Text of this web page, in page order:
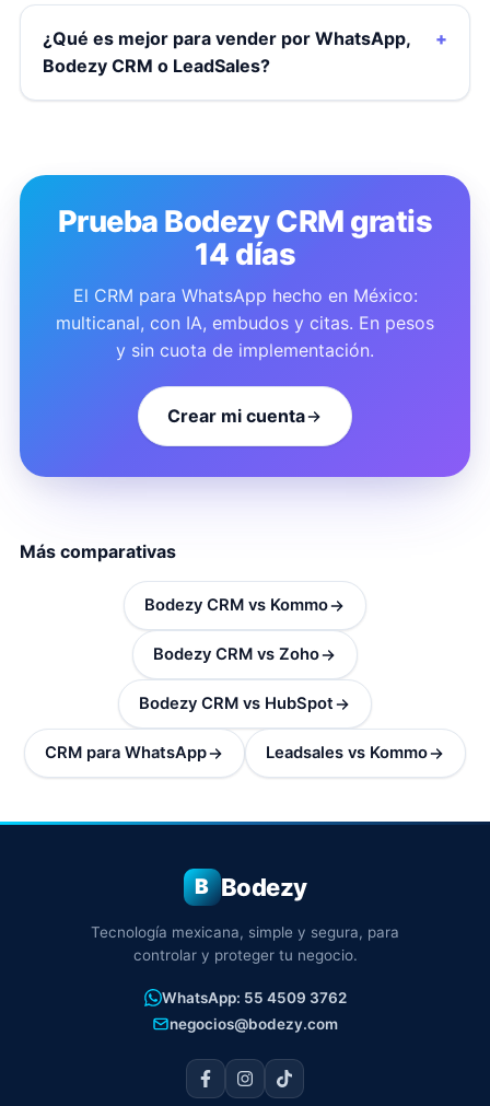
¿Qué es mejor para vender por WhatsApp,
Bodezy CRM o LeadSales?
Prueba Bodezy CRM gratis
14 días
El CRM para WhatsApp hecho en México:
multicanal, con IA, embudos y citas. En pesos
y sin cuota de implementación.
Crear mi cuenta
Más comparativas
Bodezy CRM vs Kommo
Bodezy CRM vs Zoho
Bodezy CRM vs HubSpot
CRM para WhatsApp Leadsales vs Kommo
B Bodezy
Tecnología mexicana, simple y segura, para
controlar y proteger tu negocio.
WhatsApp: 55 4509 3762
negocios@bodezy.com